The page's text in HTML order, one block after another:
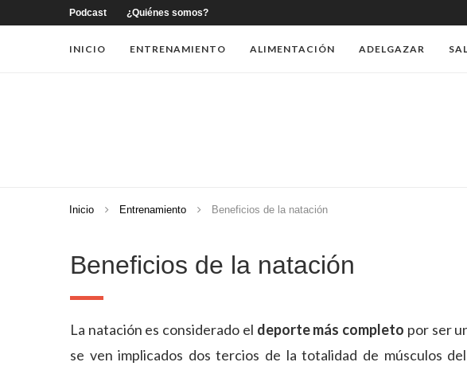
Podcast ¿Quiénes somos?
INICIO ENTRENAMIENTO ALIMENTACIÓN ADELGAZAR
Inicio Entrenamiento Beneficios de la natación
Beneficios de la natación
La natación es considerado el deporte más completo por ser
se ven implicados dos tercios de la totalidad de músculos